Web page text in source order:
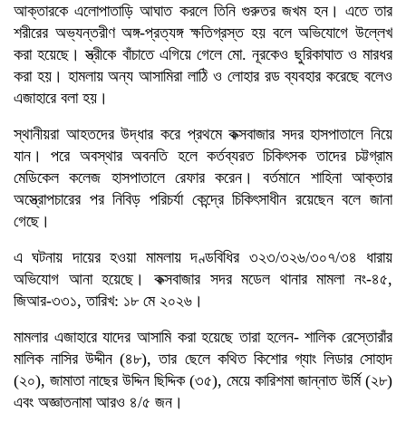
আক্তারকে এলোপাতাড়ি আঘাত করলে তিনি গুরুতর জখম হন। এতে তার
শরীরের অভ্যন্তরীণ অঙ্গ-প্রত্যঙ্গ ক্ষতিগ্রস্ত হয় বলে অভিযোগে উল্লেখ
করা হয়েছে। স্ত্রীকে বাঁচাতে এগিয়ে গেলে মো. নূরকেও ছুরিকাঘাত ও মারধর
করা হয়। হামলায় অন্য আসামিরা লাঠি ও লোহার রড ব্যবহার করেছে বলেও
এজাহারে বলা হয়।
স্থানীয়রা আহতদের উদ্ধার করে প্রথমে কক্সবাজার সদর হাসপাতালে নিয়ে
যান। পরে অবস্থার অবনতি হলে কর্তব্যরত চিকিৎসক তাদের চট্টগ্রাম
মেডিকেল কলেজ হাসপাতালে রেফার করেন। বর্তমানে শাহিনা আক্তার
অস্ত্রোপচারের পর নিবিড় পরিচর্যা কেন্দ্রে চিকিৎসাধীন রয়েছেন বলে জানা
গেছে।
এ ঘটনায় দায়ের হওয়া মামলায় দণ্ডবিধির ৩২৩/৩২৬/৩০৭/৩৪ ধারায়
অভিযোগ আনা হয়েছে। কক্সবাজার সদর মডেল থানার মামলা নং-৪৫,
জিআর-৩৩১, তারিখ: ১৮ মে ২০২৬।
মামলার এজাহারে যাদের আসামি করা হয়েছে তারা হলেন- শালিক রেস্তোরাঁর
মালিক নাসির উদ্দীন (৪৮), তার ছেলে কথিত কিশোর গ্যাং লিডার সোহাদ
(২০), জামাতা নাছের উদ্দিন ছিদ্দিক (৩৫), মেয়ে কারিশমা জান্নাত উর্মি (২৮)
এবং অজ্ঞাতনামা আরও ৪/৫ জন।